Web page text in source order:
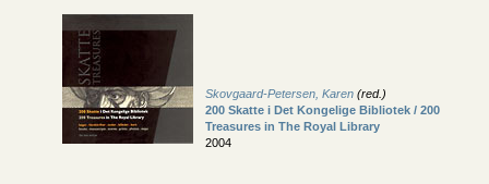
Skovgaard-Petersen, Karen (red.)
200 Skatte i Det Kongelige Bibliotek / 200
Treasures in The Royal Library
2004